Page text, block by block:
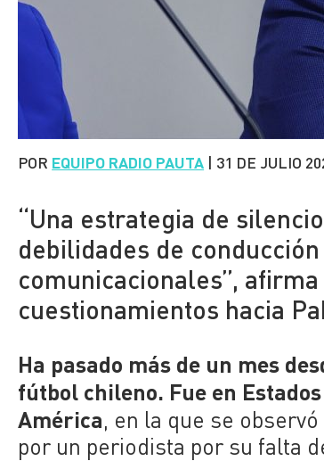
POR EQUIPO RADIO PAUTA | 31 DE JULIO
“Una estrategia de
debilidades de
comunicacionales”,
cuestionamientos hacia
Ha pasado más de un mes
fútbol chileno. Fue en
América, en la que se
por un periodista por su falta